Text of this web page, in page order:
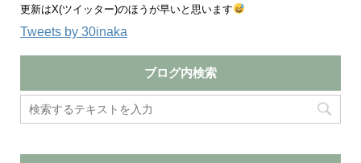
更新はX(ツイッター)のほうが早いと思います
Tweets by 30inaka
ブログ内検索